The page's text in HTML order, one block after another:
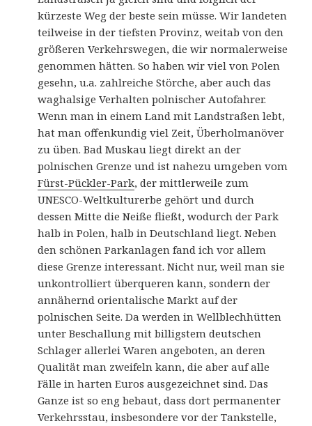
kürzeste Weg der beste sein müsse. Wir landeten
teilweise in der tiefsten Provinz, weitab von den
größeren Verkehrswegen, die wir normalerweise
genommen hätten. So haben wir viel von Polen
gesehn, u.a. zahlreiche Störche, aber auch das
waghalsige Verhalten polnischer Autofahrer.
Wenn man in einem Land mit Landstraßen lebt,
hat man offenkundig viel Zeit, Überholmanöver
zu üben. Bad Muskau liegt direkt an der
polnischen Grenze und ist nahezu umgeben vom
Fürst-Pückler-Park, der mittlerweile zum
UNESCO-Weltkulturerbe gehört und durch
dessen Mitte die Neiße fließt, wodurch der Park
halb in Polen, halb in Deutschland liegt. Neben
den schönen Parkanlagen fand ich vor allem
diese Grenze interessant. Nicht nur, weil man sie
unkontrolliert überqueren kann, sondern der
annähernd orientalische Markt auf der
polnischen Seite. Da werden in Wellblechhütten
unter Beschallung mit billigstem deutschen
Schlager allerlei Waren angeboten, an deren
Qualität man zweifeln kann, die aber auf alle
Fälle in harten Euros ausgezeichnet sind. Das
Ganze ist so eng bebaut, dass dort permanenter
Verkehrsstau, insbesondere vor der Tankstelle,